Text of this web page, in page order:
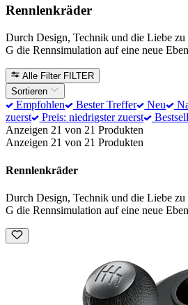
Rennlenkräder
Durch Design, Technik und die Liebe
G die Rennsimulation auf eine neue
Alle Filter FILTER
Sortieren
Empfohlen Bester Treffer Neu
zuerst
Preis: niedrigster zuerst
Anzeigen 21 von 21 Produkten
Anzeigen 21 von 21 Produkten
Rennlenkräder
Durch Design, Technik und die Liebe
G die Rennsimulation auf eine neue